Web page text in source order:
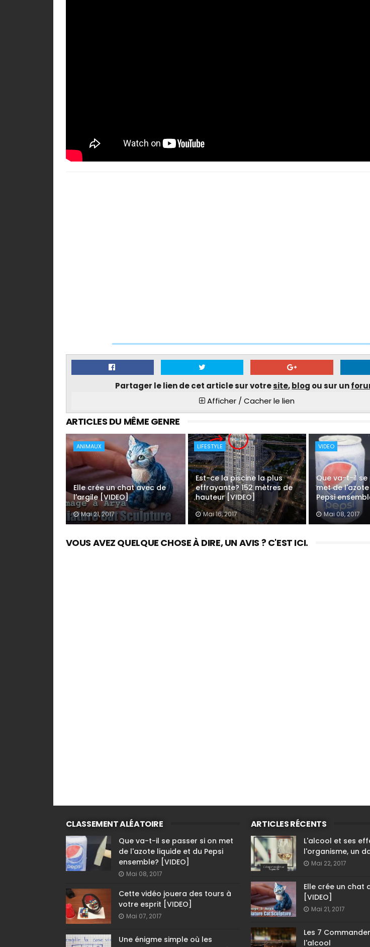
Partager le lien de cet article sur votresite,blog ou sur un
Afficher / Cacher le lien
ARTICLES DU MÊME GENRE
ANIMAUX
Elle crée un chat avec de
l'argile [VIDEO]
Mai 21, 2017
LIFESTYLE
Est-ce la piscine la plus
effrayante? 152 mètres de
hauteur [VIDEO]
Mai 16, 2017
VIDEO
Que va-t-il se
met de
Pepsi
Mai 08, 2017
VOUS AVEZ QUELQUE CHOSE À DIRE, UN AVIS ? C'EST ICI.
CLASSEMENT ALÉATOIRE
Que va-t-il se passer si on met
de l'azote liquide et du Pepsi
ensemble? [VIDEO]
Mai 08, 2017
Cette vidéo jouera des tours à
votre esprit [VIDEO]
Mai 07, 2017
Une énigme simple où les
ARTICLES RÉCENTS
L'alcool et ses
l'organisme, un
Mai 22, 2017
Elle crée un chat
[VIDEO]
Mai 21, 2017
Les 7
l'alcool